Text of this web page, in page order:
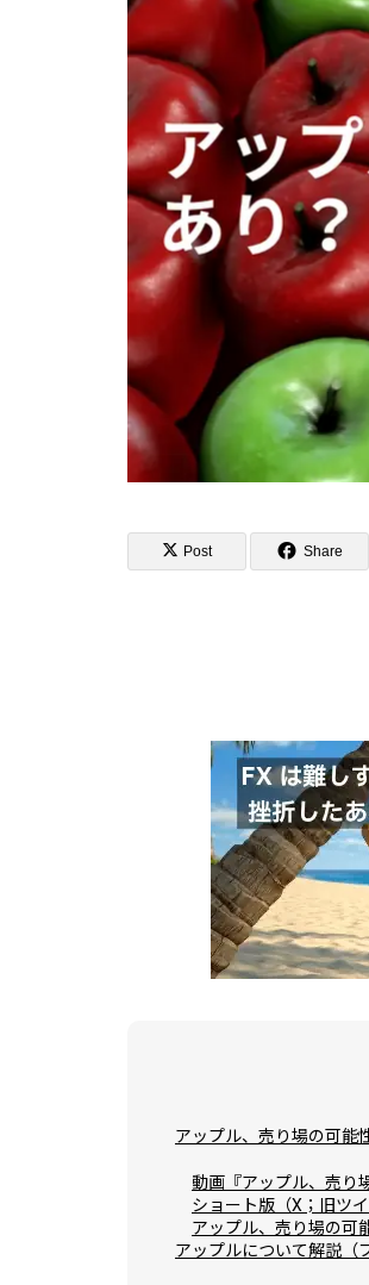
ドル円の
は？(現在
今日は円
を見まし
た！
投資戦略6
ナスダッ
で？
ナスダッ
が、まだ
Post Share
アップル、売り場の可能
動画『アップル、売り
ショート版（X；旧ツイ
アップル、売り場の可
アップルについて解説（